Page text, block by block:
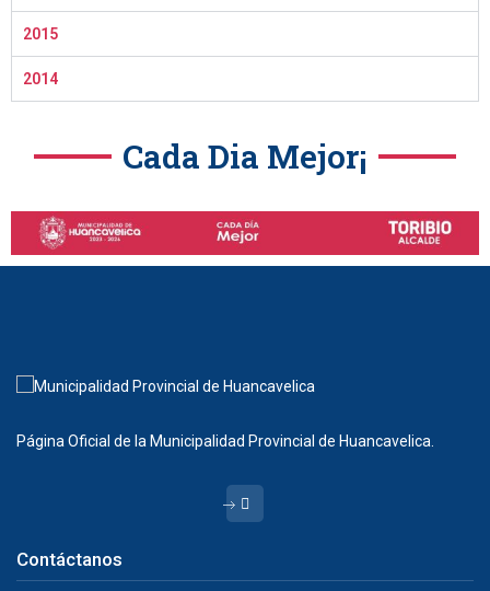
2015
2014
Cada Dia Mejor¡
Página Oficial de la Municipalidad Provincial de Huancavelica.
Contáctanos